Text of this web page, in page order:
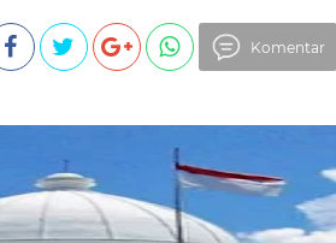
Komentar